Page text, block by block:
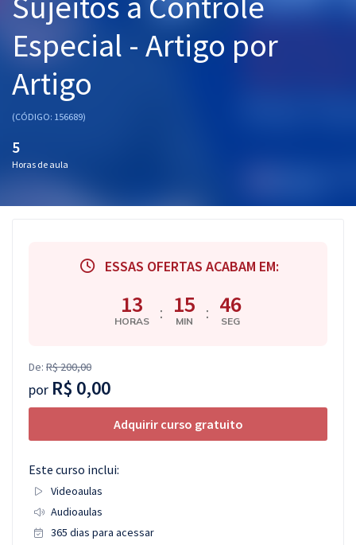
Pós
Graduação
OAB
Mentorias
Questões grátis
Especial - Artigo por
Artigo
(CÓDIGO: 156689)
5
Horas de aula
ESSAS OFERTAS ACABAM EM:
13
HORAS : 15
MIN : 46
SEG
De: R$ 200,00
por R$ 0,00
Adquirir curso gratuito
Este curso inclui:
Videoaulas
Audioaulas
365 dias para acessar